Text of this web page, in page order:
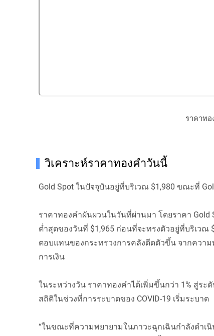
ราคาทอ
วิเคราะห์ราคาทองคําวันนี้
Gold Spot ในปัจจุบันอยู่ที่บริเวณ $1,980 ขณะที่
ราคาทองคำผันผวนในวันที่ผ่านมา โดยราคา
ต่ำสุดของวันที่ $1,965 ก่อนที่จะทรงตัวอยู่ที่บริเว
ตอบแทนของกระทรวงการคลังดีดตัวขึ้น จากควา
การเงิน
ในระหว่างวัน ราคาทองคำได้เพิ่มขึ้นกว่า 1% สู่ร
สถิติในช่วงที่การระบาดของ COVID-19 เริ่มระบาด
“ในขณะที่ความพยายามในภาวะฉุกเฉินกำลังดำ